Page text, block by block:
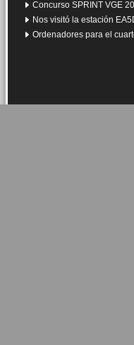
Concurso SPRINT VGE
Nos visitó la estación
Ordenadores para el